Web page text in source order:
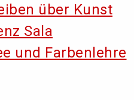
über Kunst
Sala
und Farbenlehre